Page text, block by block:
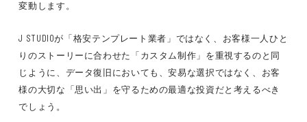
変動します。
J STUDIOが「格安テンプレート業者」ではなく、お客様一人ひと
りのストーリーに合わせた「カスタム制作」を重視するのと同
じように、データ復旧においても、安易な選択ではなく、お客
様の大切な「思い出」を守るための最適な投資だと考えるべき
でしょう。